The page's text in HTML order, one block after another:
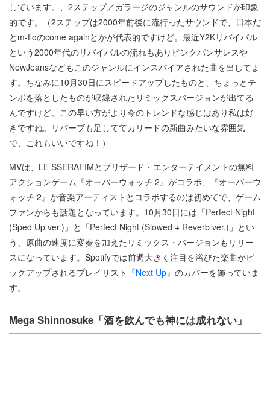
しています。、2ステップ／ガラージのジャンルのサウンドが印象
的です。（2ステップは2000年前後に流行ったサウンドで、日本だ
とm-floのcome againとかが代表的ですけど。最近Y2Kリバイバル
という2000年代のリバイバルの流れもありピンクパンサレスや
NewJeansなどもこのジャンルにインスパイアされた曲を出してま
す。ちなみに10月30日にスピードアップしたものと、ちょっとテ
ンポを落としたものが収録されたリミックスバージョンが出てる
んですけど、この早い方がより今のトレンドな感じはあり私は好
きですね。リバーブも足しててカリードの新曲みたいな雰囲気
で、これもいいですね！）
MVは、LE SSERAFIMとブリザード・エンターテイメントの無料
アクションゲーム『オーバーウォッチ 2』がコラボ、『オーバーウ
ォッチ 2』が音楽アーティストとコラボするのは初めてで、ゲーム
ファンからも話題となっています。10月30日には「Perfect Night
(Sped Up ver.)」と「Perfect Night (Slowed + Reverb ver.)」とい
う、原曲の速度に変奏を加えたリミックス・バージョンもリリー
スになっています。Spotifyでは前週大きく注目を浴びた楽曲がピ
ックアップされるプレイリスト 『Next Up』 のカバーを飾っていま
す。
Mega Shinnosuke「酒を飲んでも神には成れない」